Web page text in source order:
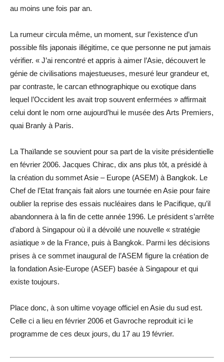
au moins une fois par an.
La rumeur circula même, un moment, sur l’existence d’un
possible fils japonais illégitime, ce que personne ne put jamais
vérifier. « J’ai rencontré et appris à aimer l’Asie, découvert le
génie de civilisations majestueuses, mesuré leur grandeur et,
par contraste, le carcan ethnographique ou exotique dans
lequel l’Occident les avait trop souvent enfermées » affirmait
celui dont le nom orne aujourd’hui le musée des Arts Premiers,
quai Branly à Paris.
La Thaïlande se souvient pour sa part de la visite présidentielle
en février 2006. Jacques Chirac, dix ans plus tôt, a présidé à
la création du sommet Asie – Europe (ASEM) à Bangkok. Le
Chef de l’Etat français fait alors une tournée en Asie pour faire
oublier la reprise des essais nucléaires dans le Pacifique, qu’il
abandonnera à la fin de cette année 1996. Le président s’arrête
d’abord à Singapour où il a dévoilé une nouvelle « stratégie
asiatique » de la France, puis à Bangkok. Parmi les décisions
prises à ce sommet inaugural de l’ASEM figure la création de
la fondation Asie-Europe (ASEF) basée à Singapour et qui
existe toujours.
Place donc, à son ultime voyage officiel en Asie du sud est.
Celle ci a lieu en février 2006 et Gavroche reproduit ici le
programme de ces deux jours, du 17 au 19 février.